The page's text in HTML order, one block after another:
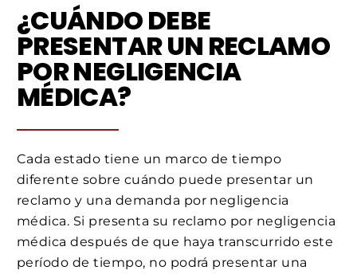
¿CUÁNDO DEBE
PRESENTAR UN RECLAMO
POR NEGLIGENCIA
MÉDICA?
Cada estado tiene un marco de tiempo
diferente sobre cuándo puede presentar un
reclamo y una demanda por negligencia
médica. Si presenta su reclamo por negligencia
médica después de que haya transcurrido este
período de tiempo, no podrá presentar una